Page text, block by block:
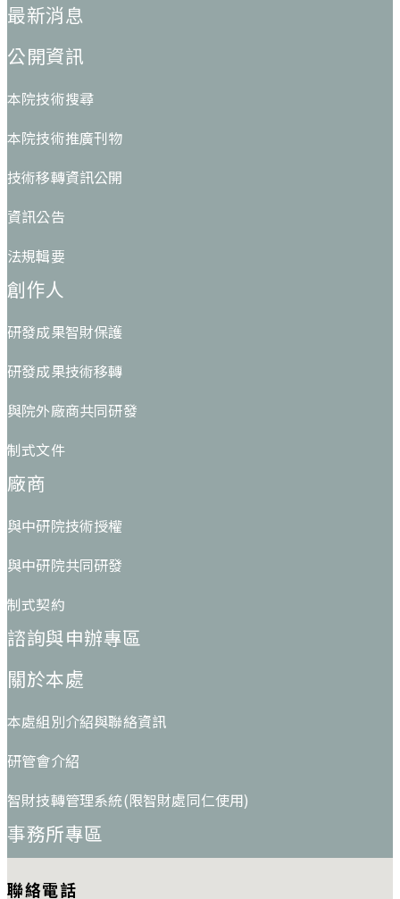
最新消息
公開資訊
本院技術搜尋
本院技術推廣刊物
技術移轉資訊公開
資訊公告
法規輯要
創作人
研發成果智財保護
研發成果技術移轉
與院外廠商共同研發
制式文件
廠商
與中研院技術授權
與中研院共同研發
制式契約
諮詢與申辦專區
關於本處
本處組別介紹與聯絡資訊
研管會介紹
智財技轉管理系統(限智財處同仁使用)
事務所專區
聯絡電話